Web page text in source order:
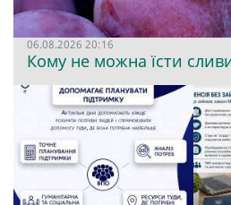
06.08.2026 20:16
Кому не можна їсти